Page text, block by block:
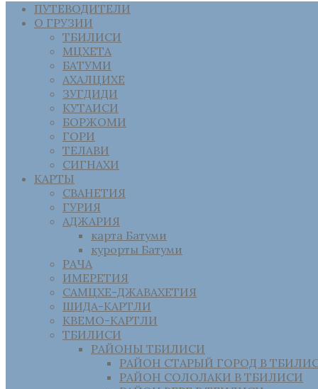
ПУТЕВОДИТЕЛИ
О ГРУЗИИ
ТБИЛИСИ
МЦХЕТА
БАТУМИ
АХАЛЦИХЕ
ЗУГДИДИ
КУТАИСИ
БОРЖОМИ
ГОРИ
ТЕЛАВИ
СИГНАХИ
КАРТЫ
СВАНЕТИЯ
ГУРИЯ
АДЖАРИЯ
карта Батуми
курорты Батуми
РАЧА
ИМЕРЕТИЯ
САМЦХЕ-ДЖАВАХЕТИЯ
ШИДА-КАРТЛИ
КВЕМО-КАРТЛИ
ТБИЛИСИ
РАЙОНЫ ТБИЛИСИ
РАЙОН СТАРЫЙ ГОРОД В
РАЙОН СОЛОЛАКИ В ТБИЛИСИ